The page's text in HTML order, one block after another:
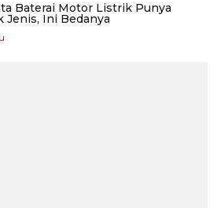
Baterai Motor Listrik Punya
Jenis, Ini Bedanya